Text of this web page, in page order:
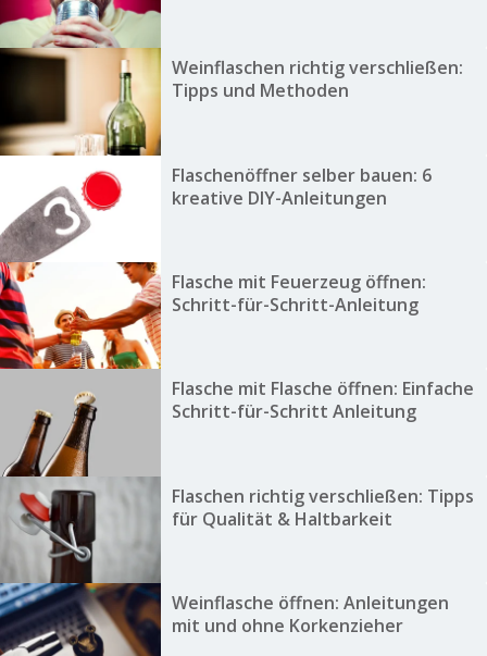
Weinflaschen richtig verschließen:
Tipps und Methoden
Flaschenöffner selber bauen: 6
kreative DIY-Anleitungen
Flasche mit Feuerzeug öffnen:
Schritt-für-Schritt-Anleitung
Flasche mit Flasche öffnen: Einfache
Schritt-für-Schritt Anleitung
Flaschen richtig verschließen: Tipps
für Qualität & Haltbarkeit
Weinflasche öffnen: Anleitungen
mit und ohne Korkenzieher